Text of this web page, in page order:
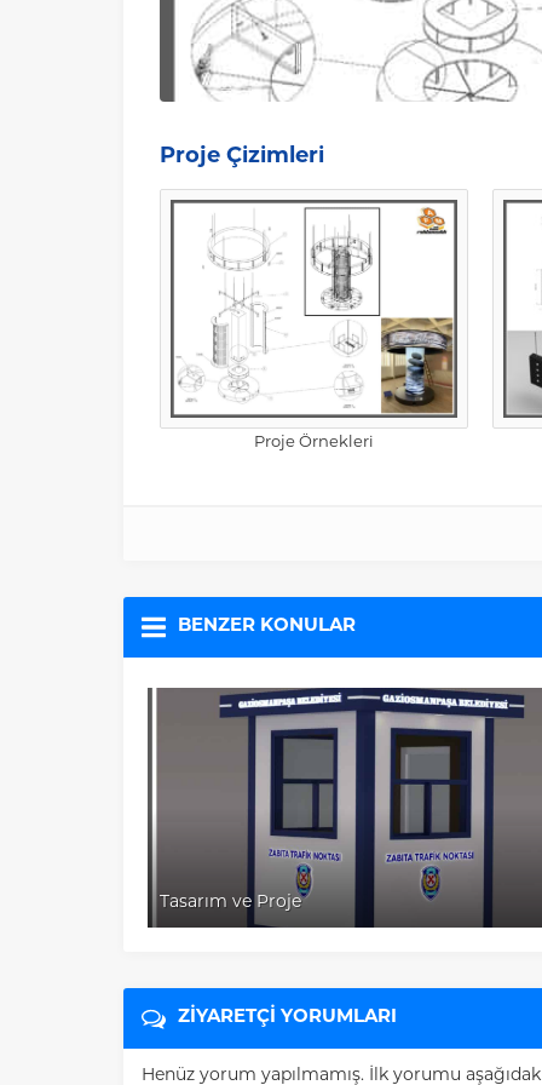
Proje Çizimleri
Proje Örnekleri
BENZER KONULAR
Tasarım ve Proje
ZİYARETÇİ YORUMLARI
Henüz yorum yapılmamış. İlk yorumu